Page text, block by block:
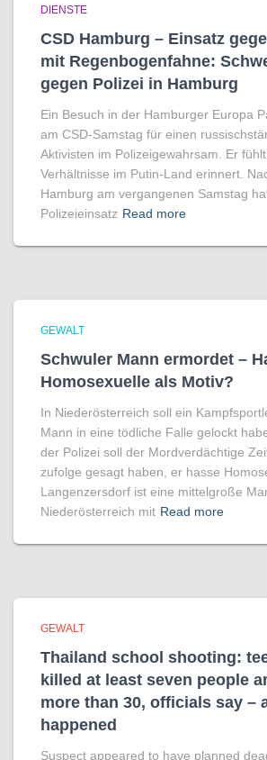
DIENSTE
CSD Hamburg – Einsatz
mit Regenbogen­fahne:
gegen Polizei in Hamburg
Ein Besuch in der Hamburger Europa
am CSD-Samstag für einen
Aktivisten im Polizeigewahrsam. Er
Verhältnisse im Putin-Land erinnert.
Hamburg am vergangenen Samstag
Polizeieinsatz Read more
GEWALT
Schwuler Mann ermordet –
Homo­sexuelle als Motiv?
In Niederösterreich soll ein
Mann in eine tödliche Falle gelockt
der Polizei soll der Mordverdächtige
zufolge gesagt haben, er hasse
Langenzersdorf ist eine mittelgroße
Niederösterreich mit Read more
GEWALT
Thailand school shooting:
killed at least seven people
more than 30, officials say –
happened
Suspect appeared to have planned